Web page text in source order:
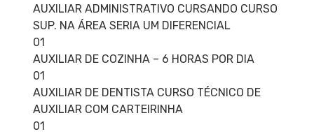
AUXILIAR ADMINISTRATIVO CURSANDO CURSO
SUP. NA ÁREA SERIA UM DIFERENCIAL
01
AUXILIAR DE COZINHA – 6 HORAS POR DIA
01
AUXILIAR DE DENTISTA CURSO TÉCNICO DE
AUXILIAR COM CARTEIRINHA
01